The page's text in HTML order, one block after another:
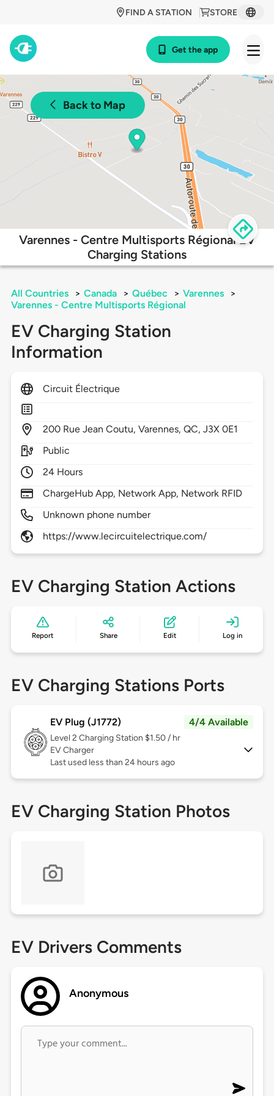
STORE
FIND A STATION
Get the app
Back to Map
Varennes - Centre Multisports Régional EV
Charging Stations
All Countries > Canada > Québec > Varennes
>
Varennes - Centre Multisports Régional
EV Charging Station
Information
Circuit Électrique
200 Rue Jean Coutu,Varennes,QC,J3X 0E1
Public
24 Hours
ChargeHub App, Network App, Network RFID
Unknown phone number
https://www.lecircuitelectrique.com/
EV Charging Station Actions
Report Share Edit Log in
EV Charging Stations Ports
EV Plug (J1772) 4/4 Available
Level 2 Charging Station $1.50 / hr
EV Charger
Last used less than 24 hours ago
EV Charging Station Photos
EV Drivers Comments
Anonymous